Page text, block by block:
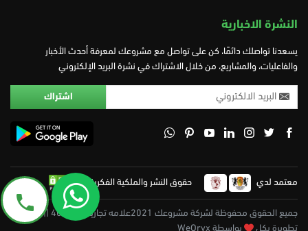
النشرة الاخبارية
يسعدنا تواصلك دائمًا، كن على تواصل مع مشروعك لمعرفة أحدث الأخبار
والفاعليات، والمشاريع، من خلال الاشتراك في نشرة البريد الإلكتروني
معتمد لدي حقوق النشر والملكية الفكرية
جميع الحقوق محفوظة لشركة مشروعك 2021علامه تجاريه 402475 || تم
تطويرة بكل
بواسطة WeOryx